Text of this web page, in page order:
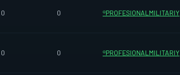
0 0 ®PROFESIONALMILITARIY
0 0 ®PROFESIONALMILITARIY